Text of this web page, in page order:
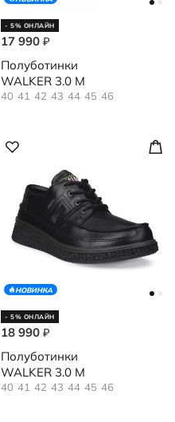
- 5% ОНЛАЙН
17 990 ₽
Полуботинки
WALKER 3.0 M
40 41 42 43 44 45 46
НОВИНКА
- 5% ОНЛАЙН
18 990 ₽
Полуботинки
WALKER 3.0 M
40 41 42 43 44 45 46